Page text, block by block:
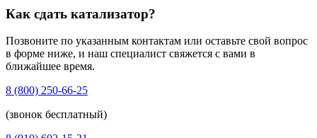
Как сдать катализатор?
Позвоните по указанным контактам или оставьте свой вопрос
в форме ниже, и наш специалист свяжется с вами в
ближайшее время.
8 (800) 250-66-25
(звонок бесплатный)